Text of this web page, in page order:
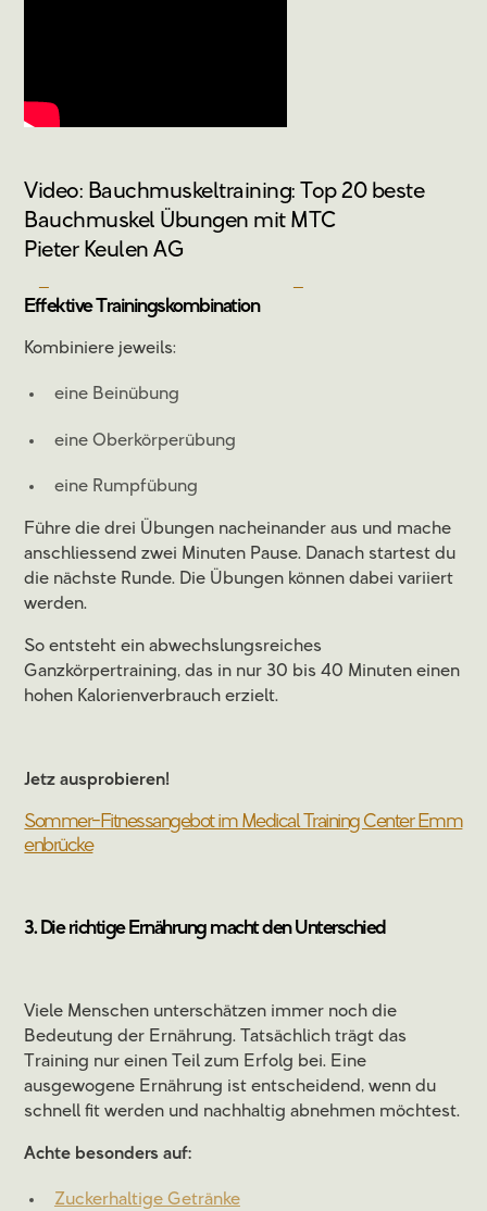
Video: Bauchmuskeltraining: Top 20 beste
Bauchmuskel Übungen mit MTC
Pieter Keulen AG
Effektive Trainingskombination
Kombiniere jeweils:
eine Beinübung
eine Oberkörperübung
eine Rumpfübung
Führe die drei Übungen nacheinander aus und mache
anschliessend zwei Minuten Pause. Danach startest du
die nächste Runde. Die Übungen können dabei variiert
werden.
So entsteht ein abwechslungsreiches
Ganzkörpertraining, das in nur 30 bis 40 Minuten einen
hohen Kalorienverbrauch erzielt.
Jetz ausprobieren!
Sommer-Fitnessangebot im Medical Training Center Emm
enbrücke
3. Die richtige Ernährung macht den Unterschied
Viele Menschen unterschätzen immer noch die
Bedeutung der Ernährung. Tatsächlich trägt das
Training nur einen Teil zum Erfolg bei. Eine
ausgewogene Ernährung ist entscheidend, wenn du
schnell fit werden und nachhaltig abnehmen möchtest.
Achte besonders auf:
Zuckerhaltige Getränke